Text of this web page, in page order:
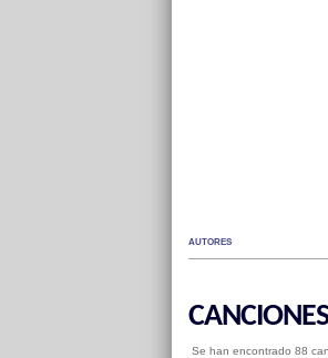
AUTORES
Se han encontrado 88